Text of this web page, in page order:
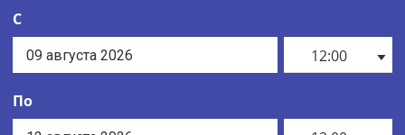
С
12:00
По